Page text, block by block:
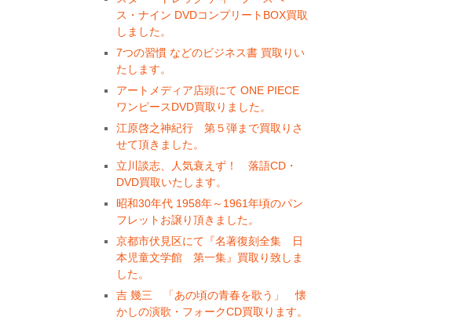
ス・ナイン DVDコンプリートBOX買取
しました。
7つの習慣 などのビジネス書 買取りい
たします。
アートメディア店頭にて ONE PIECE
ワンピースDVD買取りました。
江原啓之神紀行 第５弾まで買取りさ
せて頂きました。
立川談志、人気衰えず！ 落語CD・
DVD買取いたします。
昭和30年代 1958年～1961年頃のパン
フレットお譲り頂きました。
京都市伏見区にて『名著復刻全集 日
本児童文学館 第一集』買取り致しま
した。
吉 幾三 「あの頃の青春を歌う」 懐
かしの演歌・フォークCD買取ります。